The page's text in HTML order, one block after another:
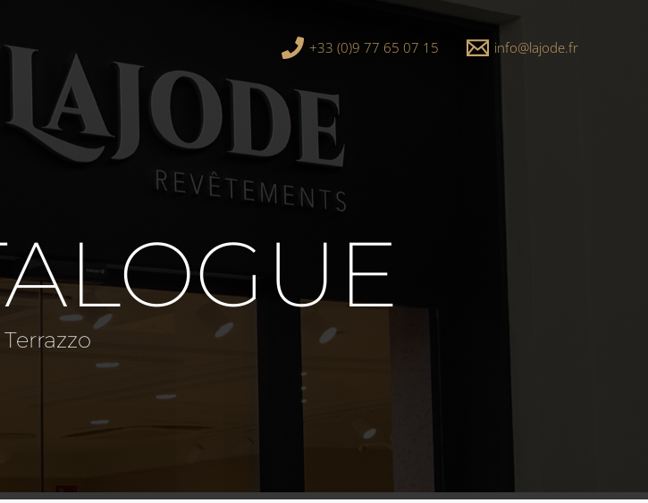
+33 (0)9 77 65 07 15 info@lajode.fr
Terrazzo